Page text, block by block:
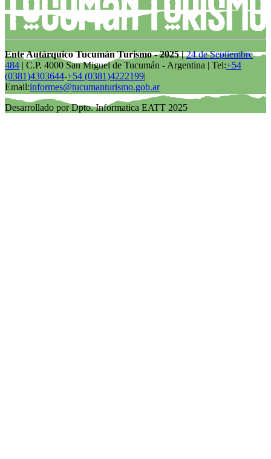
Ente Autárquico Tucumán Turismo - 2025 |24 de Septiembre
484 | C.P. 4000 San Miguel de Tucumán - Argentina | Tel:+54
(0381)4303644-+54 (0381)4222199|
Email:informes@tucumanturismo.gob.ar
Desarrollado por Dpto. Informatica EATT 2025